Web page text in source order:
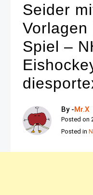
Seider
Vorlagen
Spiel –
By -Mr.X
Posted on
Posted in